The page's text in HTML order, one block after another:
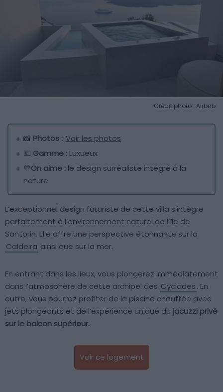
Crédit photo : Airbnb
📸 Photos : Voir les photos
💶 Gamme : Luxueux
💙On aime : le design surréaliste intégré à la
nature
L’exceptionnel design futuriste de cette villa s’intègre
parfaitement à l’environnement naturel de l’île de
Santorin. Elle offre une perspective étonnante sur la
Caldeira ainsi que sur la mer.
En entrant dans les lieux, vous plongerez immédiatement
dans l’atmosphère de cette archipel des Cyclades. En
outre, vous pourrez profiter de la piscine chauffée avec
jets plongeants et de l’expérience unique du jacuzzi privé
sur le balcon supérieur.
Voir ce logement